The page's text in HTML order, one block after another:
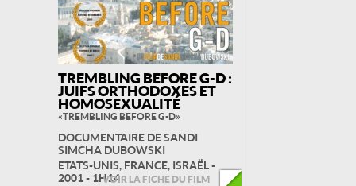
TREMBLING BEFORE G-D :
JUIFS ORTHODOXES ET
HOMOSEXUALITÉ
« TREMBLING BEFORE G-D »
DOCUMENTAIRE DE SANDI
SIMCHA DUBOWSKI
ETATS-UNIS, FRANCE, ISRAËL -
2001 - 1H14VOIR LA FICHE DU FILM